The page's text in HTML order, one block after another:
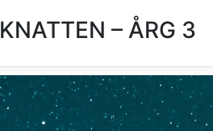
– ÅRG 3